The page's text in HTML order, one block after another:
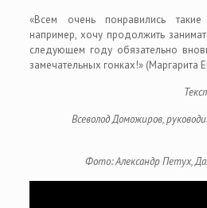
«Всем очень понравились
например, хочу продолжить
следующем году обязательно
замечательных гонках!» (Маргарита
Всеволод Доможиров,
Фото: Александр Петух,